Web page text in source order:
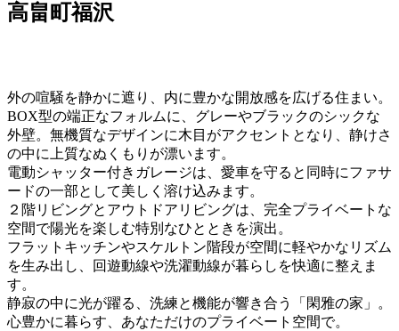
高畠町福沢
外の喧騒を静かに遮り、内に豊かな開放感を広げる住まい。
BOX型の端正なフォルムに、グレーやブラックのシックな
外壁。無機質なデザインに木目がアクセントとなり、静けさ
の中に上質なぬくもりが漂います。
電動シャッター付きガレージは、愛車を守ると同時にファサ
ードの一部として美しく溶け込みます。
２階リビングとアウトドアリビングは、完全プライベートな
空間で陽光を楽しむ特別なひとときを演出。
フラットキッチンやスケルトン階段が空間に軽やかなリズム
を生み出し、回遊動線や洗濯動線が暮らしを快適に整えま
す。
静寂の中に光が躍る、洗練と機能が響き合う「閑雅の家」。
心豊かに暮らす、あなただけのプライベート空間で。